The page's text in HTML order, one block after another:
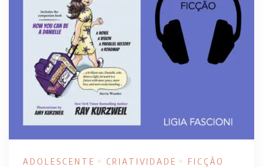
ADOLESCENTE CRIATIVIDADE
FICÇÃO